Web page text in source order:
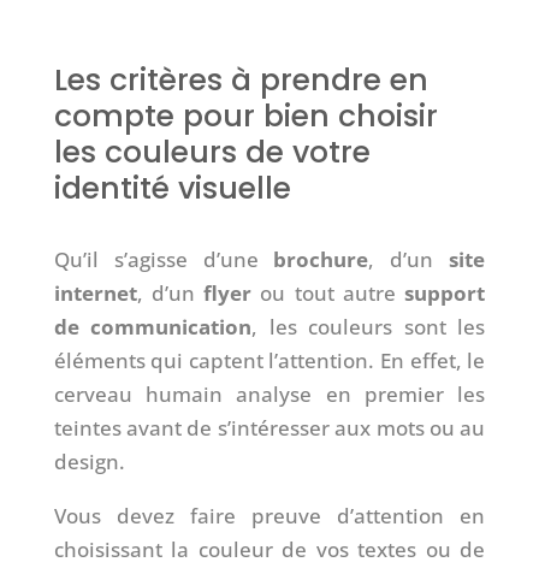
Les critères à prendre en
compte pour bien choisir
les couleurs de votre
identité visuelle
Qu’il s’agisse d’une brochure, d’unsite
internet, d’unflyer ou tout autresupport
de communication, les couleurs sont les
éléments qui captent l’attention. En effet, le
cerveau humain analyse en premier les
teintes avant de s’intéresser aux mots ou au
design.
Vous devez faire preuve d’attention en
choisissant la couleur de vos textes ou de